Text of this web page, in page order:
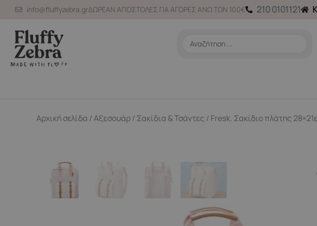
Μετάβαση
περιεχόμενο
info@fluffyzebra.grΔΩΡΕΑΝ ΑΠΟΣΤΟΛΕΣ ΓΙΑ ΑΓΟΡΕΣ ΑΝΩ ΤΩΝ 100€ 210 0101121
Search
Αρχική σελίδα /Αξεσουάρ/ Σακίδια & Τσάντες / Fresk. Σακίδιο πλάτης